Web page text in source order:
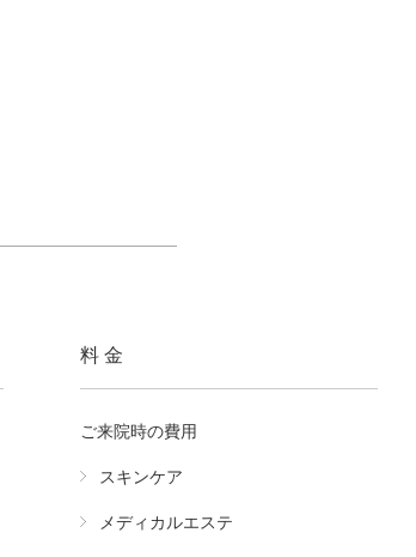
料 金
ご来院時の費用
スキンケア
メディカルエステ